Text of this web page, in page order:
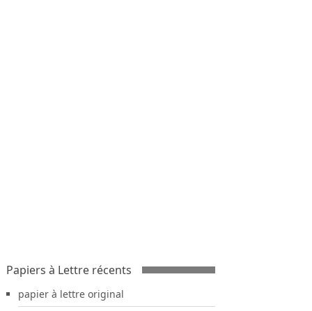
Papiers à Lettre récents
papier à lettre original